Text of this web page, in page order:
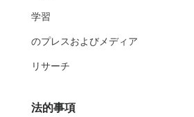
学習
のプレスおよびメディア
リサーチ
法的事項